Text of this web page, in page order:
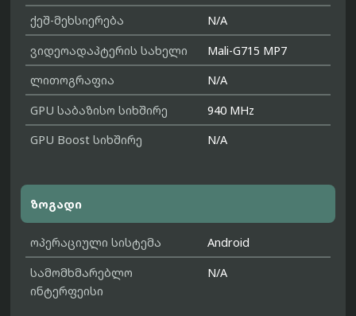
ქეშ-მეხსიერება
N/A
ვიდეოადაპტერის სახელი
Mali-G715 MP7
ლითოგრაფია
N/A
GPU საბაზისო სიხშირე
940 MHz
GPU Boost სიხშირე
N/A
ზოგადი
ოპერაციული სისტემა
Android
სამომხმარებლო
ინტერფეისი
N/A